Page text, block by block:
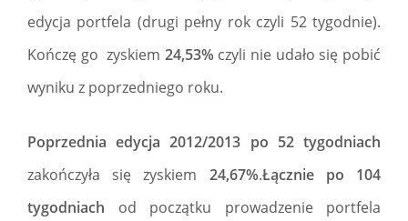
edycja portfela (drugi pełny rok czyli 52 tygodnie).
Kończę go zyskiem 24,53% czyli nie udało się pobić
wyniku z poprzedniego roku.
Poprzednia edycja 2012/2013 po 52 tygodniach
zakończyła się zyskiem 24,67%.Łącznie po 104
tygodniach od początku prowadzenie portfela